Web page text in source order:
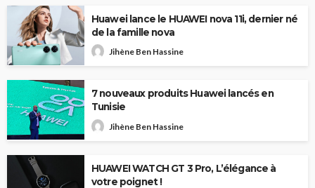
Huawei lance le HUAWEI nova 11i, dernier né
de la famille nova
Jihène Ben Hassine
7 nouveaux produits Huawei lancés en
Tunisie
Jihène Ben Hassine
HUAWEI WATCH GT 3 Pro, L’élégance à
votre poignet !